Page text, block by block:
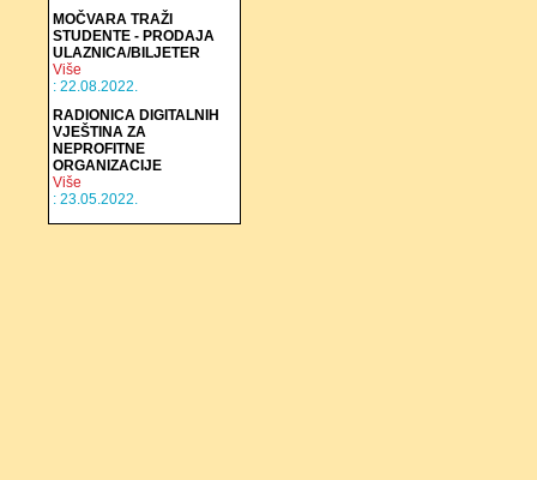
MOČVARA TRAŽI
STUDENTE - PRODAJA
ULAZNICA/BILJETER
Više
: 22.08.2022.
RADIONICA DIGITALNIH
VJEŠTINA ZA
NEPROFITNE
ORGANIZACIJE
Više
: 23.05.2022.